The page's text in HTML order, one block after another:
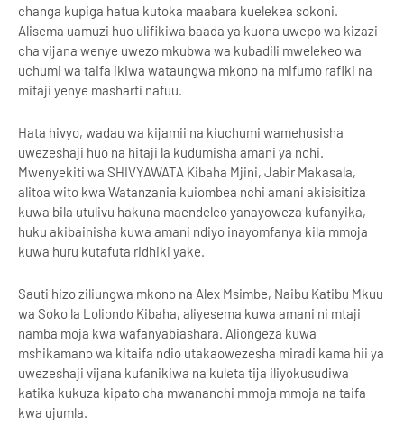
changa kupiga hatua kutoka maabara kuelekea sokoni.
Alisema uamuzi huo ulifikiwa baada ya kuona uwepo wa kizazi
cha vijana wenye uwezo mkubwa wa kubadili mwelekeo wa
uchumi wa taifa ikiwa wataungwa mkono na mifumo rafiki na
mitaji yenye masharti nafuu.
Hata hivyo, wadau wa kijamii na kiuchumi wamehusisha
uwezeshaji huo na hitaji la kudumisha amani ya nchi.
Mwenyekiti wa SHIVYAWATA Kibaha Mjini, Jabir Makasala,
alitoa wito kwa Watanzania kuiombea nchi amani akisisitiza
kuwa bila utulivu hakuna maendeleo yanayoweza kufanyika,
huku akibainisha kuwa amani ndiyo inayomfanya kila mmoja
kuwa huru kutafuta ridhiki yake.
Sauti hizo ziliungwa mkono na Alex Msimbe, Naibu Katibu Mkuu
wa Soko la Loliondo Kibaha, aliyesema kuwa amani ni mtaji
namba moja kwa wafanyabiashara. Aliongeza kuwa
mshikamano wa kitaifa ndio utakaowezesha miradi kama hii ya
uwezeshaji vijana kufanikiwa na kuleta tija iliyokusudiwa
katika kukuza kipato cha mwananchi mmoja mmoja na taifa
kwa ujumla.